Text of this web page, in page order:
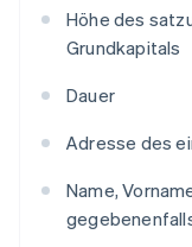
Höhe des
Grundkapitals
Dauer
Adresse des
Name,